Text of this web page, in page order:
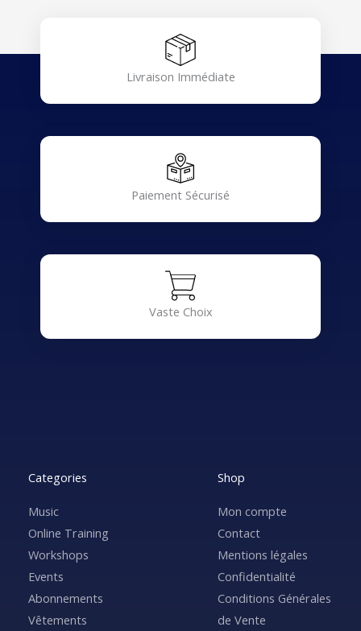
Livraison Immédiate
Paiement Sécurisé
Vaste Choix
Categories
Music
Online Training
Workshops
Events
Abonnements
Vêtements
Shop
Mon compte
Contact
Mentions légales
Confidentialité
Conditions Générales
de Vente